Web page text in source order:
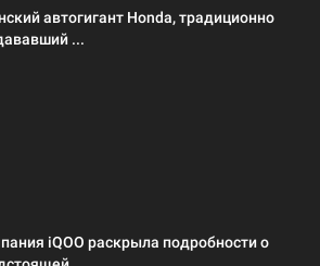
автогигант Honda, традиционно
...
iQOO раскрыла подробности о